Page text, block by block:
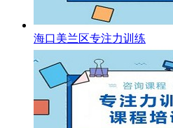
海口美兰区专注力训练